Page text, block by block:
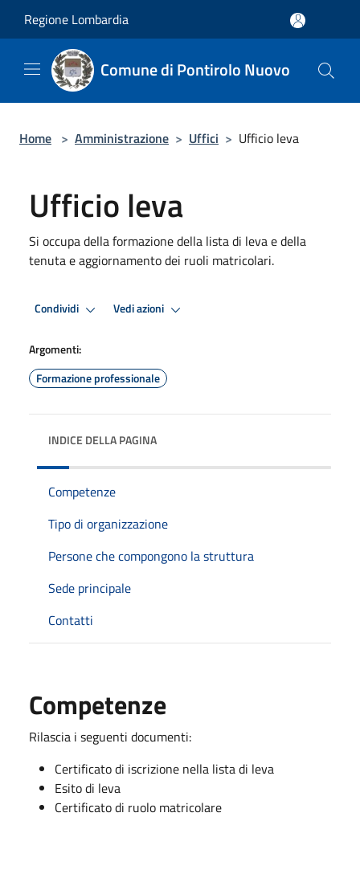
Regione Lombardia
Comune di Pontirolo Nuovo
Home > Amministrazione > Uffici > Ufficio leva
Ufficio leva
Si occupa della formazione della lista di leva e della
tenuta e aggiornamento dei ruoli matricolari.
Condividi Vedi azioni
Argomenti:
Formazione professionale
INDICE DELLA PAGINA
Competenze
Tipo di organizzazione
Persone che compongono la struttura
Sede principale
Contatti
Competenze
Rilascia i seguenti documenti:
Certificato di iscrizione nella lista di leva
Esito di leva
Certificato di ruolo matricolare